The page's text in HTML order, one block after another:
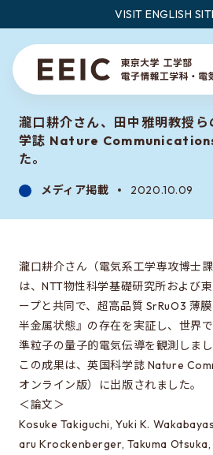
VISIT ENGLISH
ニュース
EEICで学ぶこと
EEICの授業
カリキュラム・講義系統図
年間スケジュール
時間割
瀧口耕介さん、田中雅明教授
学誌 Nature
た。
メディア掲載 2020.10.09
瀧口耕介さん（電気系工学専攻博士
は、NTT物性科学基礎研究所および
ープと共同で、超高品質 SrRuO3 薄
半金属状態』の存在を実証し、世界
準粒子の量子的電気伝導を観測しまし
この成果は、英国科学誌 Nature
オンライン版）に出版されました。
＜論文＞
Kosuke Takiguchi, Yuki K.
aru Krockenberger, Takuma